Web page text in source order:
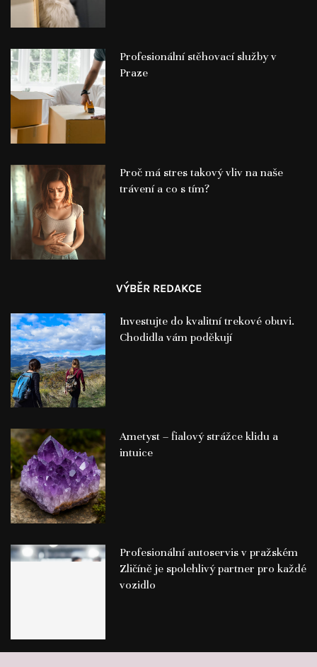
Profesionální stěhovací služby v
Praze
Proč má stres takový vliv na naše
trávení a co s tím?
VÝBĚR REDAKCE
Investujte do kvalitní trekové obuvi.
Chodidla vám poděkují
Ametyst – fialový strážce klidu a
intuice
Profesionální autoservis v pražském
Zličíně je spolehlivý partner pro každé
vozidlo